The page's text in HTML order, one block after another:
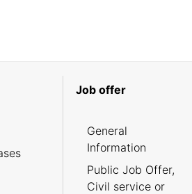
Job offer
General
Information
Public Job Offer,
Civil service or